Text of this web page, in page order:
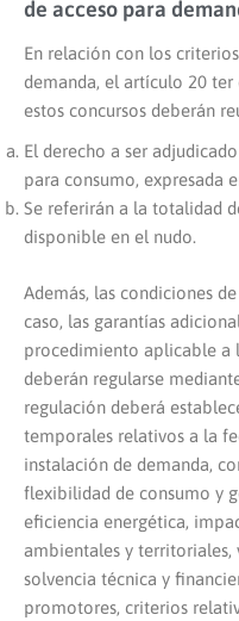
de acceso para
En relación con los
demanda, el artículo 20
estos concursos deberán
El derecho a ser
para consumo, expresada
Se referirán a la totalidad
disponible en el nudo.
Además, las condiciones
caso, las garantías
procedimiento aplicable a
deberán regularse
regulación deberá
temporales relativos a la
instalación de demanda,
flexibilidad de consumo y
eficiencia energética,
ambientales y territoriales,
solvencia técnica y
promotores, criterios